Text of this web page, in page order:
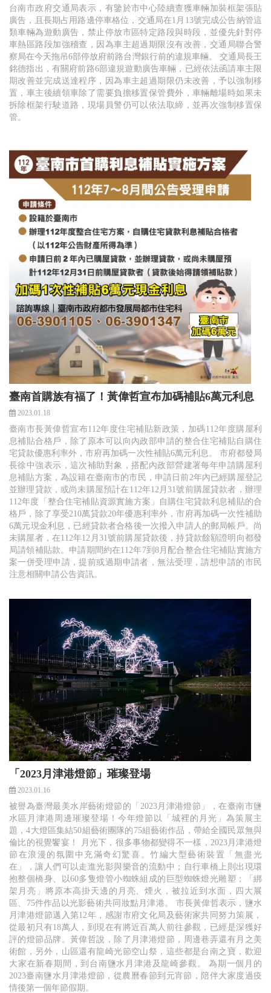
台南市政府交通局表示，有鑒於市中心陸續查獲車輛加裝框架張貼
廣告，且長期占用路邊停車格位，交通局在1月13號完成公告納管這
類車輛為遊動廣告，禁止停放市區特定路段與時段，並優先針對停
車熱區路段加強稽查，因為車主超過期限沒有改善，交通局聯合警
察局在今天拖吊6部停放府前路台灣銀行前的違規車輛。 交通局長王
銘德指出，有關府前路6部違規遊動廣告車輛，已經依法函請車主限
期改善並完成送達程序，因為車主超過期限仍未改善，予以強制移
置，車主後續領車除了需要負擔移置保管費外，車輛離場時如果未
拆除框架行駛道路，現場員警仍可以依法取締，並再次強制移置保
管。
臺南首購族有福了！黃偉哲宣布加碼補貼6萬元利息
2023.01.18
臺南市長黃偉哲宣布112年度住宅補貼新政策，加碼112年度購屋利
息補貼合格戶，除了原本可以向內政部申請的整合住宅補貼自購住
宅貸款優惠利率外，市府再加碼一次性補貼6萬元利息。 市府都發局
長徐中強表示，這次補助對象，搭配內政部營建署每年申請購屋利
息補貼方案，為設籍在臺南市的市民，申請日前2年內已經購屋登記
並辦理貸款，或尚未購屋預計在112年12月31號前購屋貸款者，辦理
112年度「整合住宅補貼資源實施方案」自購住宅貸款利息補貼的合
格戶，除了享受210萬貸款20年優惠利率外，市府再加碼一次性補助
6萬元現金利息，已經貸款者合格後一次撥入申請人的郵局帳戶。尚
未購屋者，在112年12月31號前購屋貸款後，持貸款餘額證明向都發
局請領補貼款。申請期間約在112年7到8月配合整合住宅補貼實施方
案一併受理申請，提前或過期申請者，無法受理，請想申請的市民
注意相關申請公告資訊。
「2023月津港燈節」璀璨登場
2023.01.16
被譽為臺灣最美水岸藝術燈節的「2023月津港燈節」，在臺南市鹽
水區月津港周邊璀璨登場！今年燈節以「城裡的月光」為策展主
題，4大燈區集結50組藝術團隊的75組藝術作品，帶給全國民眾無與
倫比的視覺饗宴！ 月光下，很多事物都變得不一樣，2023月津港燈
節在浪漫的氛圍中充滿奇幻驚喜。竹編大型藝術裝置「無盡光
在」，讓人們可以走進光影與樂音的流動中；自行車橋上則出現環
抱整個橋身、以60多隻燈管小蜘蛛組成的巨型蜘蛛燈光雕塑；「綁
架月亮」將原本高掛天邊的月亮、煙火，被拉近到水面，四大展
區、75件作品以光影藝術共同妝點月津港。 市長黃偉哲表示，鹽水
月津港燈節邁入第12年，感謝市府文化局及藝術家共同努力策展，
從最初只有18萬人，到現在有將近百萬人前往參觀，已經是深獲好
評的燈節品牌。黃偉哲說，除了月津港燈節，周邊巷弄還有月之美
術館，另外，山區還有龍崎光節空山祭，這些都是台南之寶，歡迎
大家在新春期間，到台南鹽水月津港及龍崎參觀。 為期一個月的
2023臺南鹽水月津港燈節，從農曆春節到元宵節，陪伴大家度過疫
情後第一個年節假期。